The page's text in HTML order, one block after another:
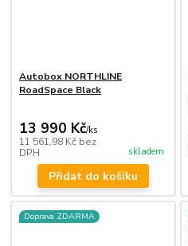
Autobox NORTHLINE
RoadSpace Black
13 990 Kč/ks
11 561,98 Kč bez
DPH
skladem
Přidat do košíku
Doprava ZDARMA